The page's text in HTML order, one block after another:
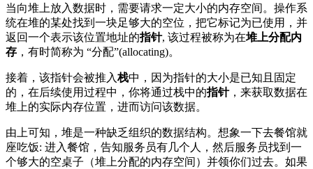
当向堆上放入数据时，需要请求一定大小的内存空间。操作系
统在堆的某处找到一块足够大的空位，把它标记为已使用，并
返回一个表示该位置地址的指针, 该过程被称为在堆上分配内
存 ，有时简称为 “分配”(allocating)。
接着，该指针会被推入栈中，因为指针的大小是已知且固定
的，在后续使用过程中，你将通过栈中的指针，来获取数据在
堆上的实际内存位置，进而访问该数据。
由上可知，堆是一种缺乏组织的数据结构。想象一下去餐馆就
座吃饭: 进入餐馆，告知服务员有几个人，然后服务员找到一
个够大的空桌子（堆上分配的内存空间）并领你们过去。如果